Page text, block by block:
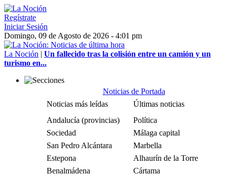
Regístrate
Iniciar Sesión
Domingo, 09 de Agosto de 2026 - 4:01 pm
La Noción | Un fallecido tras la colisión entre un camión y un
turismo en...
Noticias de Portada
Noticias más leídas
Últimas noticias
Andalucía (provincias)
Política
Sociedad
Málaga capital
San Pedro Alcántara
Marbella
Estepona
Alhaurín de la Torre
Benalmádena
Cártama